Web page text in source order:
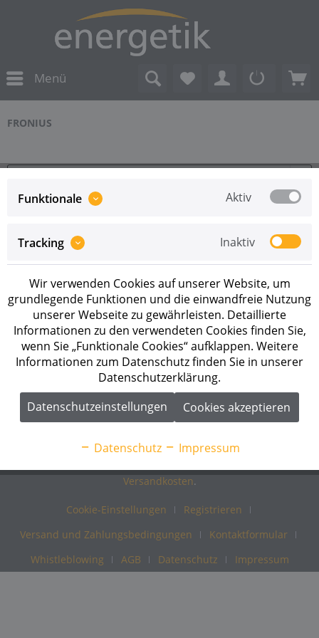
Menü
FRONIUS
Service Hotline
Shop Service
Informationen
Energetik ist Ihr Systemanbieter, Fachgroßhandel und
Spezialist im Geschäftsfeld Photovoltaik und
Speicherlösungen. Wir freuen uns, Ihnen in unserem Online-
Shop viele Produkte von namhaften Herstellern anbieten zu
Versandkosten.
Cookie-Einstellungen
Registrieren
Versand und Zahlungsbedingungen
Kontaktformular
Whistleblowing
AGB Datenschutz Impressum
Funktionale Aktiv
Tracking Inaktiv
Wir verwenden Cookies auf unserer Website, um
grundlegende Funktionen und die einwandfreie Nutzung
unserer Webseite zu gewährleisten. Detaillierte
Informationen zu den verwendeten Cookies finden Sie,
wenn Sie „Funktionale Cookies“ aufklappen. Weitere
Informationen zum Datenschutz finden Sie in unserer
Datenschutzerklärung.
Datenschutzeinstellungen
Cookies akzeptieren
Datenschutz Impressum